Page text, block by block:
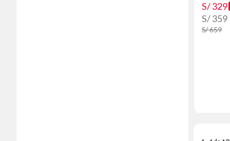
S/ 329
S/ 359
S/ 659